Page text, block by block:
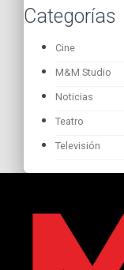
Categorías
Cine
M&M Studio
Noticias
Teatro
Televisión